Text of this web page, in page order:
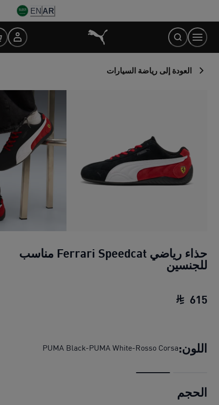
Content
AR
EN
العودة إلى رياضة السيارات
حذاء رياضي Ferrari Speedcat مناسب
للجنسين
615
اللون:PUMA Black-PUMA White-Rosso Corsa
الحجم